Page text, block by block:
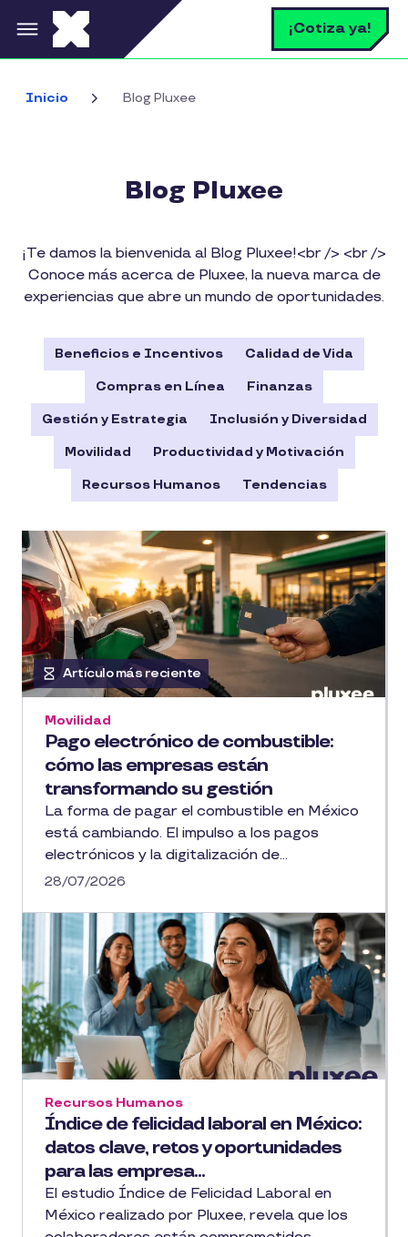
Pasar al contenido principal ¡Cotiza ya!
Inicio Blog Pluxee
Blog Pluxee
¡Te damos la bienvenida al Blog Pluxee!<br /> <br />
Conoce más acerca de Pluxee, la nueva marca de
experiencias que abre un mundo de oportunidades.
Beneficios e Incentivos Calidad de Vida
Compras en Línea Finanzas
Gestión y Estrategia Inclusión y Diversidad
Movilidad Productividad y Motivación
Recursos Humanos Tendencias
Artículo más reciente
Pago electrónico de combustible:
cómo las empresas están
transformando su gestión
Movilidad
La forma de pagar el combustible en México
está cambiando. El impulso a los pagos
electrónicos y la digitalización de...
28/07/2026
Índice de felicidad laboral en México:
datos clave, retos y oportunidades
para las empresa...
Recursos Humanos
El estudio Índice de Felicidad Laboral en
México realizado por Pluxee, revela que los